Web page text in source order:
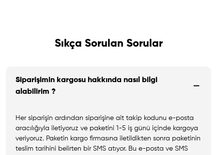
Sıkça Sorulan Sorular
Siparişimin kargosu hakkında nasıl bilgi
alabilirim ?
Her siparişin ardından siparişine ait takip kodunu e-posta
aracılığıyla iletiyoruz ve paketini 1-5 iş günü içinde kargoya
veriyoruz. Paketin kargo firmasına iletildikten sonra paketinin
teslim tarihini belirten bir SMS atıyor. Bu e-posta ve SMS